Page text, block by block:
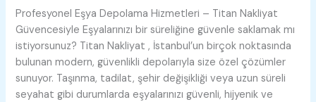
Profesyonel Eşya Depolama Hizmetleri – Titan Nakliyat
Güvencesiyle Eşyalarınızı bir süreliğine güvenle saklamak mı
istiyorsunuz? Titan Nakliyat , İstanbul’un birçok noktasında
bulunan modern, güvenlikli depolarıyla size özel çözümler
sunuyor. Taşınma, tadilat, şehir değişikliği veya uzun süreli
seyahat gibi durumlarda eşyalarınızı güvenli, hijyenik ve